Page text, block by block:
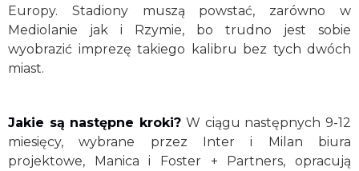
Europy. Stadiony muszą powstać, zarówno w
Mediolanie jak i Rzymie, bo trudno jest sobie
wyobrazić imprezę takiego kalibru bez tych dwóch
miast.
Jakie są następne kroki? W ciągu następnych 9-12
miesięcy, wybrane przez Inter i Milan biura
projektowe, Manica i Foster + Partners, opracują